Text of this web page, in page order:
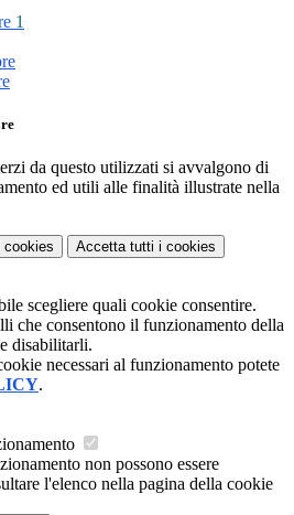
1
da questo utilizzati si avvalgono di
ed utili alle finalità illustrate nella
cookies Accetta tutti i cookies
scegliere quali cookie consentire.
che consentono il funzionamento della
disabilitarli.
necessari al funzionamento potete
.
non possono essere
l'elenco nella pagina della cookie